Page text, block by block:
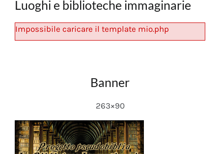
Luoghi e biblioteche immaginarie
Impossibile caricare il template mio.php
Banner
263×90